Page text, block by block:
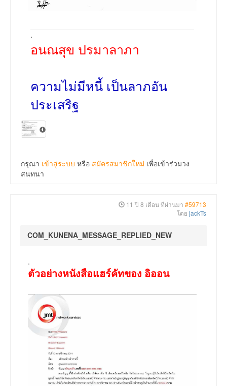
.
อนณสุข ปรมาลาภา
ความไม่มีหนี้ เป็นลาภอัน
ประเสริฐ
กรุณา เข้าสู่ระบบ หรือ สมัครสมาชิกใหม่ เพื่อเข้าร่วมวง
สนทนา
11 ปี 8 เดือน ที่ผ่านมา #59713
โดย jackTs
COM_KUNENA_MESSAGE_REPLIED_NEW
.
ตัวอย่างหนังสือแฮร์คัทของ อิออน